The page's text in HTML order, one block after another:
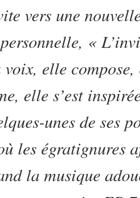
vers une
«
elle
elle s’est
unes de ses
les égratignures
la musique